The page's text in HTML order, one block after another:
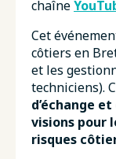
chaîne
Cet
côtiers en
et les
techniciens).
d’échange
visions pour
risques